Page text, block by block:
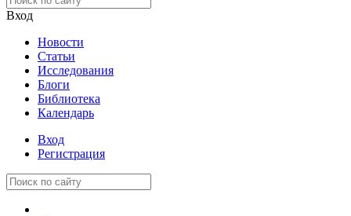
Вход
Новости
Статьи
Исследования
Блоги
Библиотека
Календарь
Вход
Регистрация